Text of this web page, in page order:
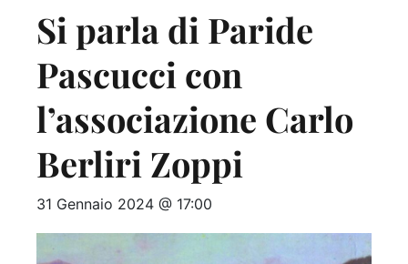
Si parla di Paride
Pascucci con
l’associazione Carlo
Berliri Zoppi
31 Gennaio 2024 @ 17:00